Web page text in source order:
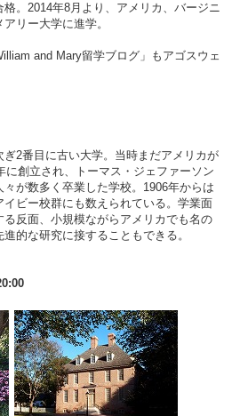
。2014年8月より、アメリカ、バージニ
リー大学に進学。
and Mary留学ブログ」もアゴスウェ
2番目に古い大学。当時まだアメリカが
に創立され、トーマス・ジェファーソン
が数多く卒業した学校。1906年からは
ビー校群にも数えられている。学業面
反面、小規模ながらアメリカでも名の
的な研究に接することもできる。